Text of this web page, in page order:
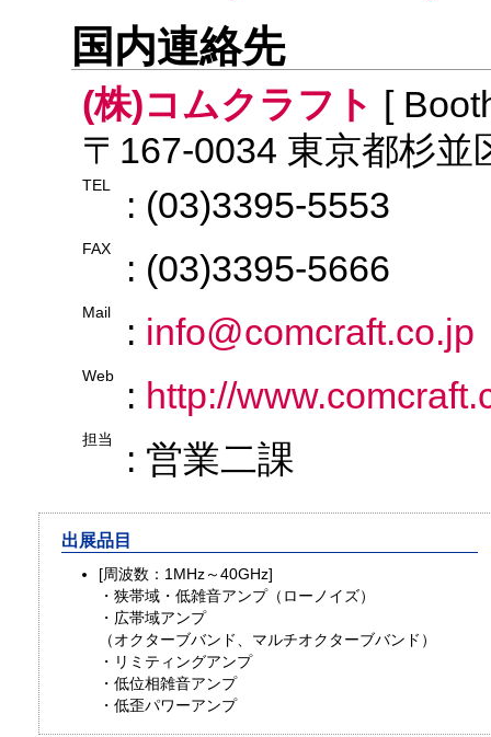
国内連絡先
(株)コムクラフト [
〒167-0034 東京都杉並
TEL : (03)3395-5553
FAX : (03)3395-5666
Mail : info@comcraft.co.jp
Web : http://
担当 : 営業二課
出展品目
[周波数：1MHz～40GHz]
・狭帯域・低雑音アンプ（ローノイズ）
・広帯域アンプ
（オクターブバンド、マルチオクターブバンド）
・リミティングアンプ
・低位相雑音アンプ
・低歪パワーアンプ